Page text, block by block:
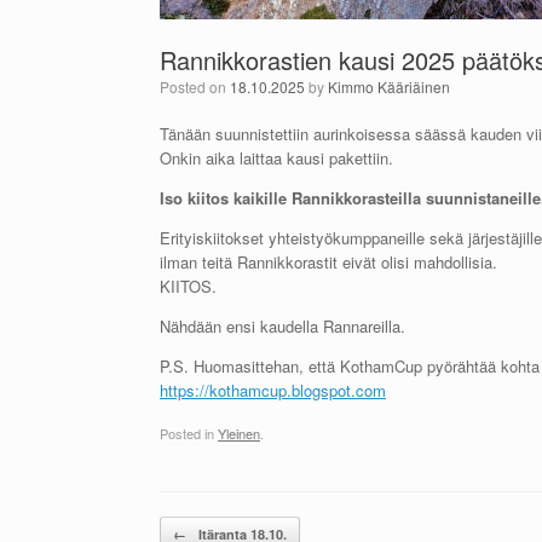
Rannikkorastien kausi 2025
Posted on 18.10.2025 by Kimmo Kääriäinen
Tänään suunnistettiin aurinkoisessa säässä kauden
Onkin aika laittaa kausi pakettiin.
Iso kiitos kaikille Rannikkorasteilla
Erityiskiitokset yhteistyökumppaneille sekä
ilman teitä Rannikkorastit eivät olisi mahdollisia.
KIITOS.
Nähdään ensi kaudella Rannareilla.
P.S. Huomasittehan, että KothamCup pyörähtää
https://kothamcup.blogspot.com
Posted inYleinen
Post navigation
← Itäranta 18.10.